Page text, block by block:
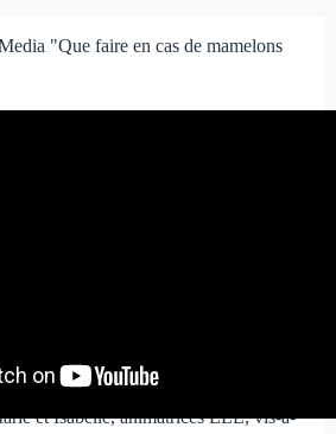
"Que faire en cas de mamelons
à une crevasse"
et Isabelle, animatrices LLL, vis-à-